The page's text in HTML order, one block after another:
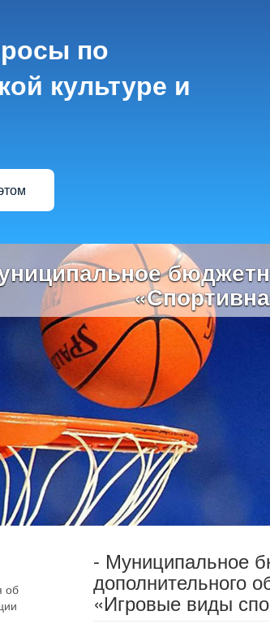
по
культуре и
об
- Муниципальное
дополнительного
«Игровые виды